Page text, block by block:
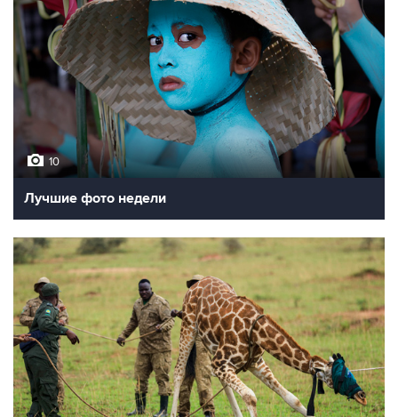
10
Лучшие фото недели